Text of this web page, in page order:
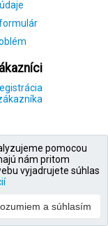
pomocou
nám pritom
vyjadrujete súhlas